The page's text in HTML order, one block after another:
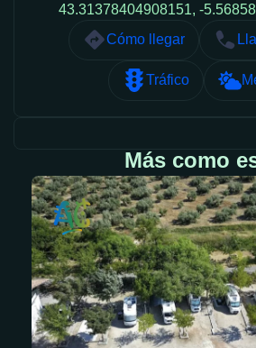
43.31378404908151, -
Cómo llegar
Tráfico
Más como